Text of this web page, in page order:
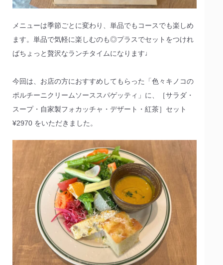
メニューは季節ごとに変わり、単品でもコースでも楽しめ
ます。単品で気軽に楽しむのも◎プラスでセットをつけれ
ばちょっと贅沢なランチタイムになります♩
今回は、お店の方におすすめしてもらった「色々キノコの
ポルチーニクリームソーススパゲッティ」に、［サラダ・
スープ・自家製フォカッチャ・デザート・紅茶］セット
¥2970 をいただきました。